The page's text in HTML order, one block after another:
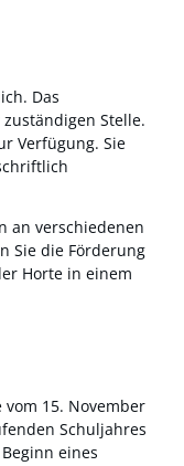
Das
Stelle.
Verfügung. Sie
an verschiedenen
Sie die Förderung
Horte in einem
vom 15. November
Schuljahres
eines